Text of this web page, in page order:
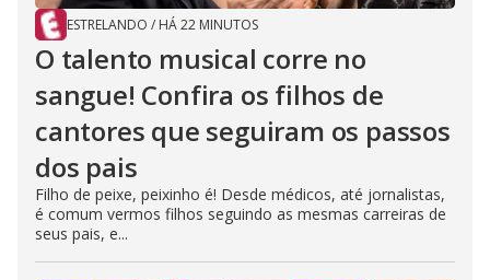
ESTRELANDO / HÁ 22 MINUTOS
O talento musical corre no
sangue! Confira os filhos de
cantores que seguiram os passos
dos pais
Filho de peixe, peixinho é! Desde médicos, até jornalistas,
é comum vermos filhos seguindo as mesmas carreiras de
seus pais, e...